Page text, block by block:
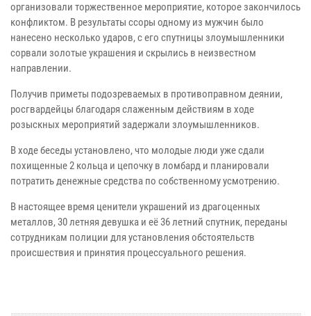
организовали торжественное мероприятие, которое закончилось
конфликтом. В результаты ссоры одному из мужчин было
нанесено несколько ударов, с его спутницы злоумышленники
сорвали золотые украшения и скрылись в неизвестном
направлении.
Получив приметы подозреваемых в противоправном деянии,
росгвардейцы благодаря слаженным действиям в ходе
розыскных мероприятий задержали злоумышленников.
В ходе беседы установлено, что молодые люди уже сдали
похищенные 2 кольца и цепочку в ломбард и планировали
потратить денежные средства по собственному усмотрению.
В настоящее время ценители украшений из драгоценных
металлов, 30 летняя девушка и её 36 летний спутник, переданы
сотрудникам полиции для установления обстоятельств
происшествия и принятия процессуального решения.